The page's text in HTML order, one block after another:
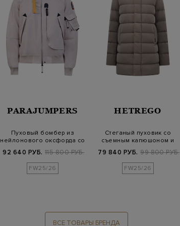
PARAJUMPERS
Пуховый бомбер из
нейлонового оксфорда со
92 640 РУБ. 115 800 РУБ.
FW25/26
HETREGO
Стеганый пуховик со
съемным капюшоном и
79 840 РУБ. 99 800 РУБ.
FW25/26
ВСЕ ТОВАРЫ БРЕНДА